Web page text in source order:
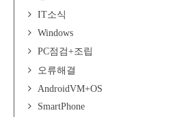
IT소식
Windows
PC점검+조립
오류해결
AndroidVM+OS
SmartPhone